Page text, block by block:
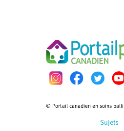
Sujets
© Portail canadien en soins